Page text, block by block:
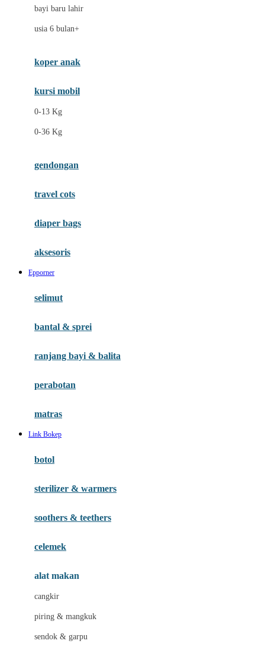
ELC
Ergobaby
Ezyroller
F
Felt So Sweet
Fisher Price
Gb
Habbie
Haenim
Hauck
Havaianas
Hybrid
I
Inlacta DHA
Ivenet
bayi baru lahir
usia 6 bulan+
koper anak
kursi mobil
0-13 Kg
0-36 Kg
gendongan
travel cots
diaper bags
aksesoris
Epporner
selimut
bantal & sprei
ranjang bayi & balita
perabotan
matras
Link Bokep
botol
sterilizer & warmers
soothers & teethers
celemek
alat makan
cangkir
piring & mangkuk
sendok & garpu